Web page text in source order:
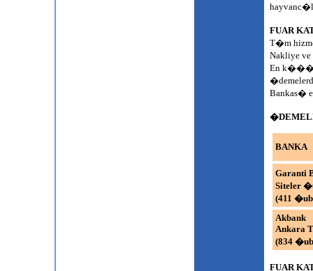
FUAR
T�m
Nakliye
En
Bankas�
BANKA
Garanti
Siteler
(411
Akbank
Ankara
(834
FUAR